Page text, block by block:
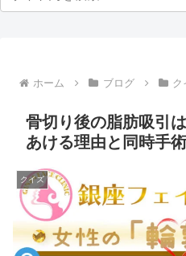
ホーム ブログ ク
骨切り後の脂肪吸引
あける理由と同時手
クイズ